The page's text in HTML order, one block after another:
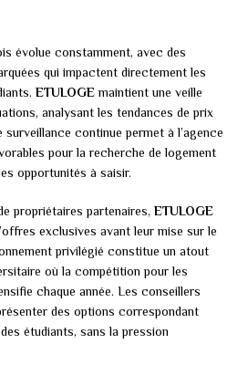
évolue constamment, avec des
qui impactent directement les
ETULOGEmaintient une veille
analysant les tendances de prix
continue permet à l’agence
pour la recherche de logement
opportunités à saisir.
propriétaires partenaires, ETULOGE
exclusives avant leur mise sur le
privilégié constitue un atout
où la compétition pour les
chaque année. Les conseillers
des options correspondant
étudiants, sans la pression